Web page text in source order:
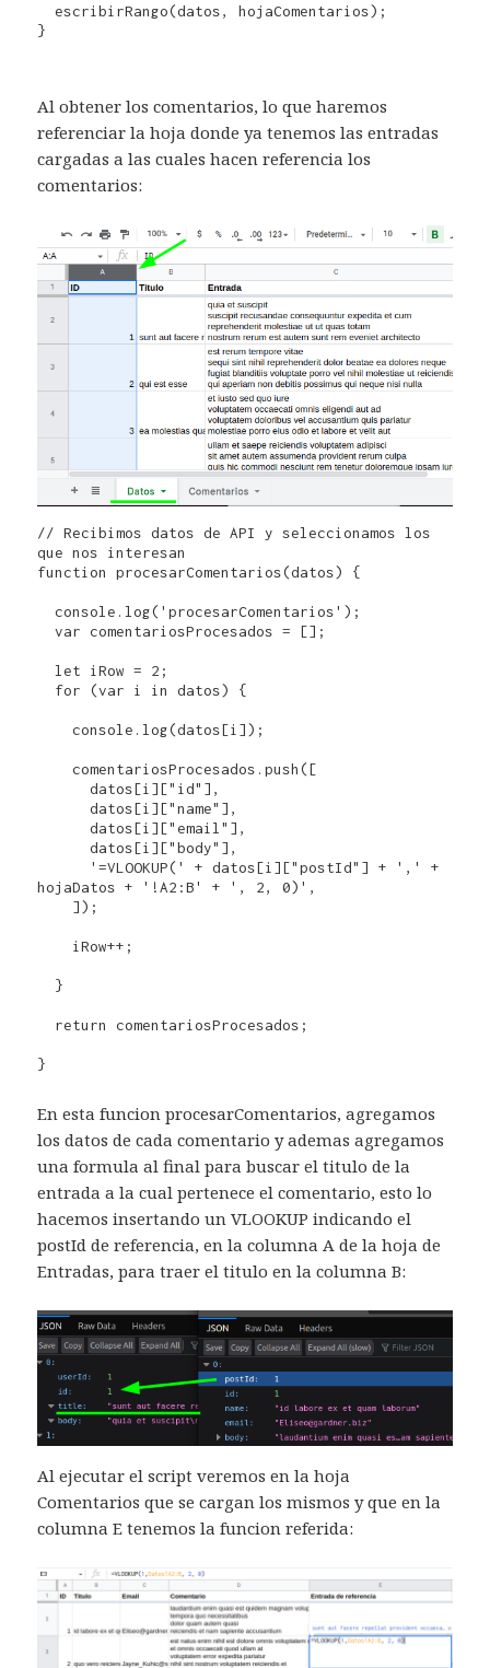
  escribirRango(datos, hojaComentarios);
}
Al obtener los comentarios, lo que haremos
referenciar la hoja donde ya tenemos las entradas
cargadas a las cuales hacen referencia los
comentarios:
// Recibimos datos de API y seleccionamos los
que nos interesan
function procesarComentarios(datos) {
  var comentariosProcesados = [];
      datos[i]["id"],
      datos[i]["name"],
      datos[i]["email"],
      datos[i]["body"],
hojaDatos + '!A2:B' + ', 2, 0)',
}
En esta funcion procesarComentarios, agregamos
los datos de cada comentario y ademas agregamos
una formula al final para buscar el titulo de la
entrada a la cual pertenece el comentario, esto lo
hacemos insertando un VLOOKUP indicando el
postId de referencia, en la columna A de la hoja de
Entradas, para traer el titulo en la columna B:
Al ejecutar el script veremos en la hoja
Comentarios que se cargan los mismos y que en la
columna E tenemos la funcion referida: